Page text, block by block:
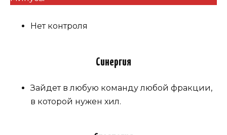
Нет контроля
Синергия
Зайдет в любую команду любой фракции,
в которой нужен хил.